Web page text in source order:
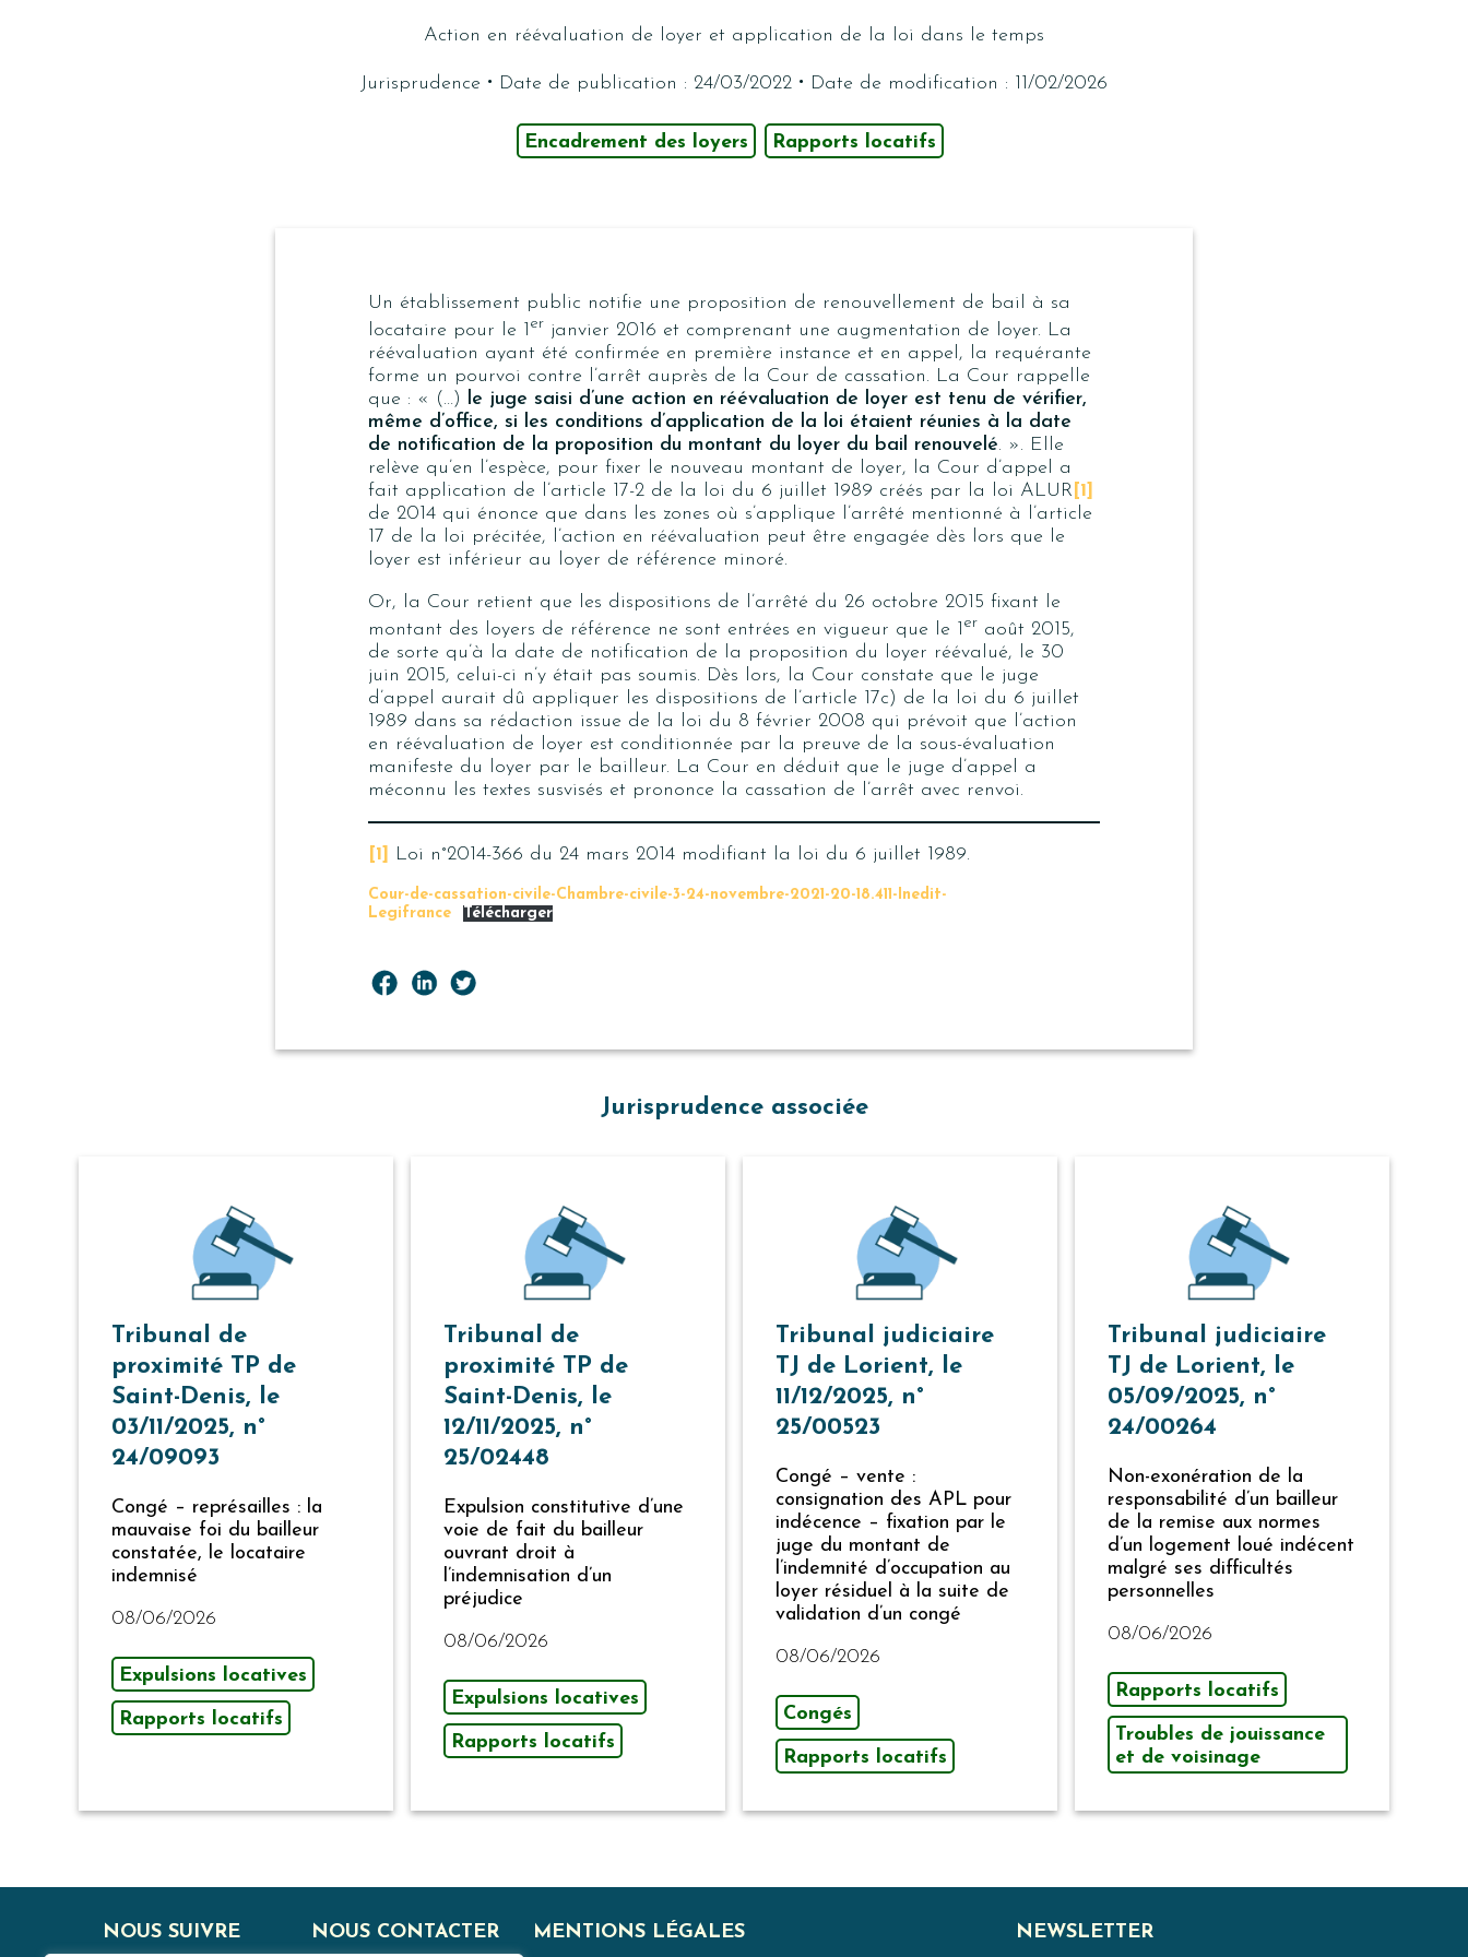
Action en réévaluation de loyer et application de la loi dans le temps
Jurisprudence · Date de publication : 24/03/2022 · Date de modification : 11/02/2026
Encadrement des loyers Rapports locatifs
Un établissement public notifie une proposition de renouvellement de bail à sa
locataire pour le 1 er janvier 2016 et comprenant une augmentation de loyer. La
réévaluation ayant été confirmée en première instance et en appel, la requérante
forme un pourvoi contre l’arrêt auprès de la Cour de cassation. La Cour rappelle
que : « (…) le juge saisi d’une action en réévaluation de loyer est tenu de vérifier,
même d’office, si les conditions d’application de la loi étaient réunies à la date
de notification de la proposition du montant du loyer du bail renouvelé. ». Elle
relève qu’en l’espèce, pour fixer le nouveau montant de loyer, la Cour d’appel a
fait application de l’article 17-2 de la loi du 6 juillet 1989 créés par la loi ALUR [1]
de 2014 qui énonce que dans les zones où s’applique l’arrêté mentionné à l’article
17 de la loi précitée, l’action en réévaluation peut être engagée dès lors que le
loyer est inférieur au loyer de référence minoré.
Or, la Cour retient que les dispositions de l’arrêté du 26 octobre 2015 fixant le
montant des loyers de référence ne sont entrées en vigueur que le 1 er août 2015,
de sorte qu’à la date de notification de la proposition du loyer réévalué, le 30
juin 2015, celui-ci n’y était pas soumis. Dès lors, la Cour constate que le juge
d’appel aurait dû appliquer les dispositions de l’article 17c) de la loi du 6 juillet
1989 dans sa rédaction issue de la loi du 8 février 2008 qui prévoit que l’action
en réévaluation de loyer est conditionnée par la preuve de la sous-évaluation
manifeste du loyer par le bailleur. La Cour en déduit que le juge d’appel a
méconnu les textes susvisés et prononce la cassation de l’arrêt avec renvoi.
[1] Loi n°2014-366 du 24 mars 2014 modifiant la loi du 6 juillet 1989.
Cour-de-cassation-civile-Chambre-civile-3-24-novembre-2021-20-18.411-Inedit-
Legifrance
Télécharger
Jurisprudence associée
Tribunal de
proximité TP de
Saint-Denis, le
03/11/2025, n°
24/09093
Congé – représailles : la
mauvaise foi du bailleur
constatée, le locataire
indemnisé
08/06/2026
Expulsions locatives
Rapports locatifs
Tribunal de
proximité TP de
Saint-Denis, le
12/11/2025, n°
25/02448
Expulsion constitutive d’une
voie de fait du bailleur
ouvrant droit à
l’indemnisation d’un
préjudice
08/06/2026
Expulsions locatives
Rapports locatifs
Tribunal judiciaire
TJ de Lorient, le
11/12/2025, n°
25/00523
Congé – vente :
consignation des APL pour
indécence – fixation par le
juge du montant de
l’indemnité d’occupation au
loyer résiduel à la suite de
validation d’un congé
08/06/2026
Congés
Rapports locatifs
Tribunal judiciaire
TJ de Lorient, le
05/09/2025, n°
24/00264
Non-exonération de la
responsabilité d’un bailleur
de la remise aux normes
d’un logement loué indécent
malgré ses difficultés
personnelles
08/06/2026
Rapports locatifs
Troubles de jouissance
et de voisinage
NOUS SUIVRE NOUS CONTACTER MENTIONS LÉGALES NEWSLETTER